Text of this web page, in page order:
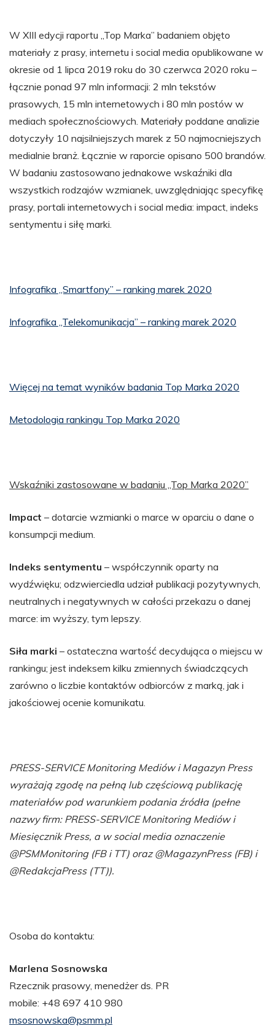
W XIII edycji raportu „Top Marka” badaniem objęto
materiały z prasy, internetu i social media opublikowane w
okresie od 1 lipca 2019 roku do 30 czerwca 2020 roku –
łącznie ponad 97 mln informacji: 2 mln tekstów
prasowych, 15 mln internetowych i 80 mln postów w
mediach społecznościowych. Materiały poddane analizie
dotyczyły 10 najsilniejszych marek z 50 najmocniejszych
medialnie branż. Łącznie w raporcie opisano 500 brandów.
W badaniu zastosowano jednakowe wskaźniki dla
wszystkich rodzajów wzmianek, uwzględniając specyfikę
prasy, portali internetowych i social media: impact, indeks
sentymentu i siłę marki.
Infografika „Smartfony” – ranking marek 2020
Infografika „Telekomunikacja” – ranking marek 2020
Więcej na temat wyników badania Top Marka 2020
Metodologia rankingu Top Marka 2020
Wskaźniki zastosowane w badaniu „Top Marka 2020”
Impact – dotarcie wzmianki o marce w oparciu o dane o
konsumpcji medium.
Indeks sentymentu – współczynnik oparty na
wydźwięku; odzwierciedla udział publikacji pozytywnych,
neutralnych i negatywnych w całości przekazu o danej
marce: im wyższy, tym lepszy.
Siła marki – ostateczna wartość decydująca o miejscu w
rankingu; jest indeksem kilku zmiennych świadczących
zarówno o liczbie kontaktów odbiorców z marką, jak i
jakościowej ocenie komunikatu.
PRESS-SERVICE Monitoring Mediów i Magazyn Press
wyrażają zgodę na pełną lub częściową publikację
materiałów pod warunkiem podania źródła (pełne
nazwy firm: PRESS-SERVICE Monitoring Mediów i
Miesięcznik Press, a w social media oznaczenie
@PSMMonitoring (FB i TT) oraz @MagazynPress (FB) i
@RedakcjaPress (TT)).
Osoba do kontaktu:
Marlena Sosnowska
Rzecznik prasowy, menedżer ds. PR
mobile: +48 697 410 980
msosnowska@psmm.pl